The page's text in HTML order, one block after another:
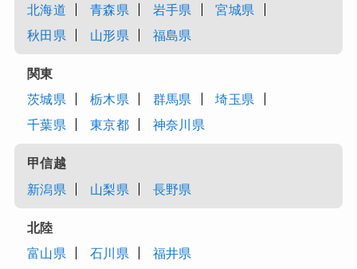
北海道
青森県 岩手県
宮城県
秋田県
山形県 福島県
関東
茨城県
栃木県 群馬県
埼玉県
千葉県
東京都 神奈川県
甲信越
新潟県
山梨県 長野県
北陸
富山県
石川県 福井県